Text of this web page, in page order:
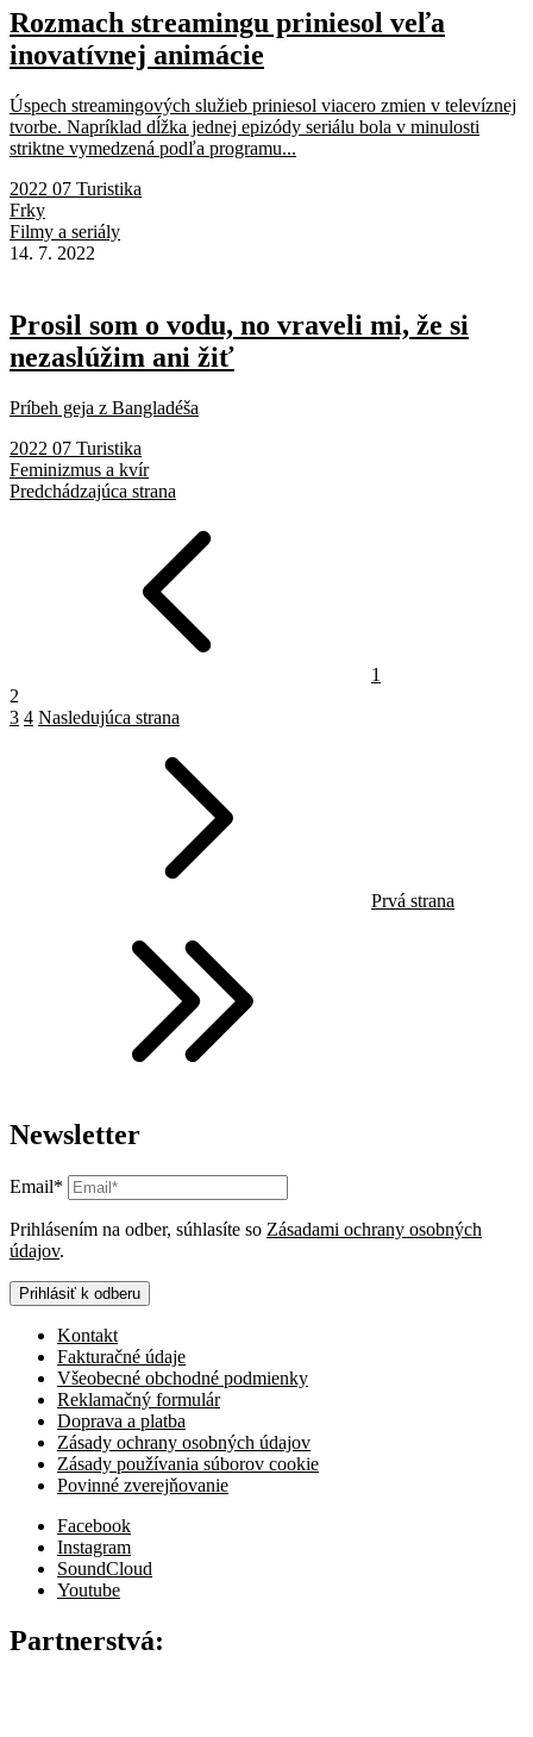
Rozmach streamingu priniesol veľa
inovatívnej animácie
Úspech streamingových služieb priniesol viacero zmien v televíznej
tvorbe. Napríklad dĺžka jednej epizódy seriálu bola v minulosti
striktne vymedzená podľa programu...
2022 07 Turistika
Frky
Filmy a seriály
14. 7. 2022
Prosil som o vodu, no vraveli mi, že si
nezaslúžim ani žiť
Príbeh geja z Bangladéša
2022 07 Turistika
Feminizmus a kvír
Predchádzajúca strana
1
2
3 4 Nasledujúca strana
Prvá strana
Newsletter
Email*
Prihlásením na odber, súhlasíte so Zásadami ochrany osobných
údajov.
Prihlásiť k odberu
Kontakt
Fakturačné údaje
Všeobecné obchodné podmienky
Reklamačný formulár
Doprava a platba
Zásady ochrany osobných údajov
Zásady používania súborov cookie
Povinné zverejňovanie
Facebook
Instagram
SoundCloud
Youtube
Partnerstvá: